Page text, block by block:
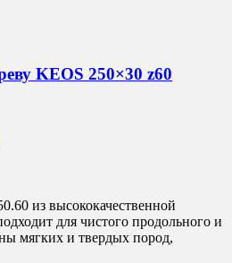
KEOS 250×30 z60
из высококачественной
для чистого продольного и
мягких и твердых пород,